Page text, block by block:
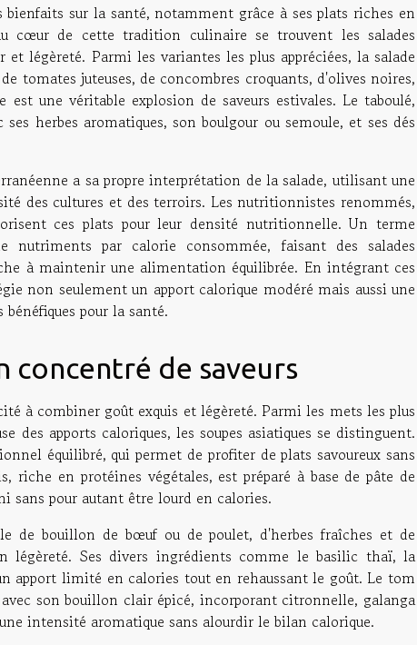
sur la santé, notamment grâce à ses plats riches en
cœur de cette tradition culinaire se trouvent les salades
légèreté. Parmi les variantes les plus appréciées, la salade
tomates juteuses, de concombres croquants, d'olives noires,
une véritable explosion de saveurs estivales. Le taboulé,
herbes aromatiques, son boulgour ou semoule, et ses dés
a sa propre interprétation de la salade, utilisant une
des cultures et des terroirs. Les nutritionnistes renommés,
ces plats pour leur densité nutritionnelle. Un terme
par calorie consommée, faisant des salades
à maintenir une alimentation équilibrée. En intégrant ces
non seulement un apport calorique modéré mais aussi une
pour la santé.
concentré de saveurs
à combiner goût exquis et légèreté. Parmi les mets les plus
des apports caloriques, les soupes asiatiques se distinguent.
équilibré, qui permet de profiter de plats savoureux sans
riche en protéines végétales, est préparé à base de pâte de
sans pour autant être lourd en calories.
de bouillon de bœuf ou de poulet, d'herbes fraîches et de
Ses divers ingrédients comme le basilic thaï, la
apport limité en calories tout en rehaussant le goût. Le tom
son bouillon clair épicé, incorporant citronnelle, galanga
intensité aromatique sans alourdir le bilan calorique.